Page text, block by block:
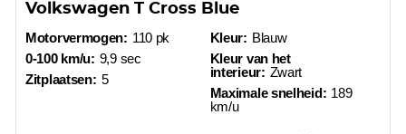
Volkswagen T Cross Blue
Motorvermogen: 110 pk
0-100 km/u: 9,9 sec
Zitplaatsen: 5
Kleur: Blauw
Kleur van het
interieur: Zwart
Maximale snelheid: 189
km/u